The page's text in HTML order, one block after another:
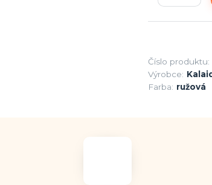
Číslo produktu:
Výrobce:
Farba: ružová